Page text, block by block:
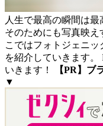
人生で最高の瞬間は最
そのためにも写真映え
こではフォトジェニ
を紹介していきます。
いきます！
【PR】ブ
▼